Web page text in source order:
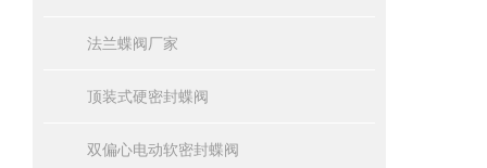
法兰蝶阀厂家
顶装式硬密封蝶阀
双偏心电动软密封蝶阀